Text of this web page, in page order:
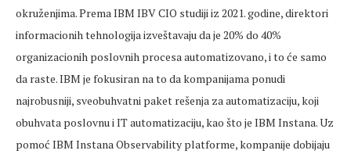
okruženjima. Prema IBM IBV CIO studiji iz 2021. godine, direktori
informacionih tehnologija izveštavaju da je 20% do 40%
organizacionih poslovnih procesa automatizovano, i to će samo
da raste. IBM je fokusiran na to da kompanijama ponudi
najrobusniji, sveobuhvatni paket rešenja za automatizaciju, koji
obuhvata poslovnu i IT automatizaciju, kao što je IBM Instana. Uz
pomoć IBM Instana Observability platforme, kompanije dobijaju